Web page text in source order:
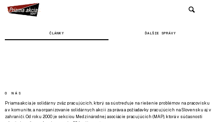
ČLÁNKY ĎALŠIE SPRÁVY
O NÁS
Priama akcia je solidárny zväz pracujúcich, ktorý sa sústreďuje na riešenie problémov na pracovisku
a v komunite, a na organizovanie solidárnych akcií za práva a požiadavky pracujúcich na Slovensku aj v
zahraničí. Od roku 2000 je sekciou Medzinárodnej asociácie pracujúcich (MAP), ktorá v súčasnosti